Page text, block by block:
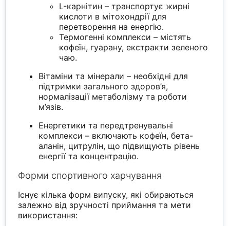
L-карнітин – транспортує жирні
кислоти в мітохондрії для
перетворення на енергію.
Термогенні комплекси – містять
кофеїн, гуарану, екстракти зеленого
чаю.
Вітаміни та мінерали – необхідні для
підтримки загального здоров’я,
нормалізації метаболізму та роботи
м’язів.
Енергетики та передтренувальні
комплекси – включають кофеїн, бета-
аланін, цитрулін, що підвищують рівень
енергії та концентрацію.
Форми спортивного харчування
Існує кілька форм випуску, які обираються
залежно від зручності приймання та мети
використання: